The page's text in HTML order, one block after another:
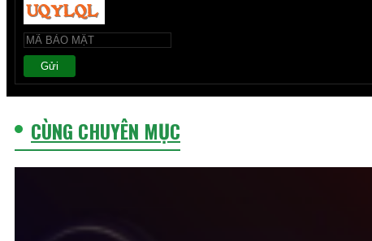
Gửi
CÙNG CHUYÊN MỤC